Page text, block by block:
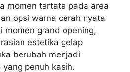
momen tertata pada area
opsi warna cerah nyata
momen grand opening,
estetika gelap
berubah menjadi
penuh kasih.